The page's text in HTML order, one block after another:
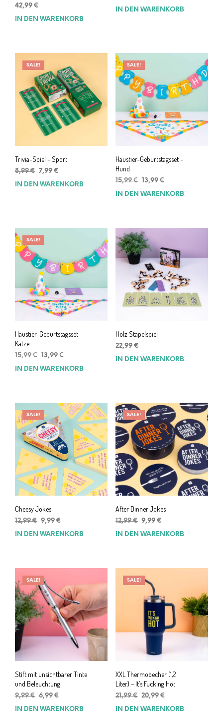
42,99 €
IN DEN WARENKORB
IN DEN WARENKORB
SALE!
Trivia-Spiel – Sport
8,99€ Ursprünglicher
Preis
7,99 €
Preis
IN DEN WARENKORB
SALE!
Haustier-Geburtstagsset –
Hund
15,99€ Ursprünglicher
Preis
13,99 €Aktueller
Preis
IN DEN WARENKORB
SALE!
Haustier-Geburtstagsset –
Katze
15,99€ Ursprünglicher
Preis
13,99 €
Preis
IN DEN WARENKORB
Holz Stapelspiel
22,99 €
IN DEN WARENKORB
SALE!
Cheesy Jokes
12,99€ Ursprünglicher
Preis
9,99 €
Preis
IN DEN WARENKORB
SALE!
After Dinner Jokes
12,99€ Ursprünglicher
Preis
9,99 €Aktueller
Preis
IN DEN WARENKORB
SALE!
Stift mit unsichtbarer Tinte
und Beleuchtung
9,99€ Ursprünglicher
Preis
6,99 €
Preis
IN DEN WARENKORB
SALE!
XXL Thermobecher (1,2
Liter) – It’s Fucking Hot
21,99€ Ursprünglicher
Preis
20,99 €Aktueller
Preis
IN DEN WARENKORB